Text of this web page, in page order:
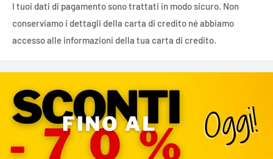
I tuoi dati di pagamento sono trattati in modo sicuro. Non
conserviamo i dettagli della carta di credito né abbiamo
accesso alle informazioni della tua carta di credito.